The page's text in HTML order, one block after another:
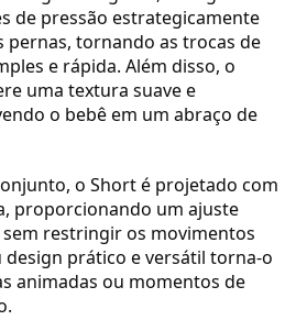
de pressão estrategicamente
pernas, tornando as trocas de
e rápida. Além disso, o
uma textura suave e
o bebê em um abraço de
o Short é projetado com
proporcionando um ajuste
restringir os movimentos
design prático e versátil torna-o
animadas ou momentos de